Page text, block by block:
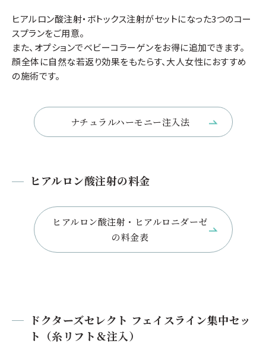
レスチレンリフトリドの適応部位
額やほうれい線などの深いしわの改善
ヒアルロン酸注射・ボトックス注射がセットになった3つのコー
スプランをご用意。
また、オプションでベビーコラーゲンをお得に追加できます。
顔全体に自然な若返り効果をもたらす、大人女性におすすめ
の施術です。
ナチュラルハーモニー注入法
ヒアルロン酸注射の料金
ヒアルロン酸注射・ヒアルロニダーゼ
の料金表
ドクターズセレクト フェイスライン集中セッ
ト（糸リフト＆注入）